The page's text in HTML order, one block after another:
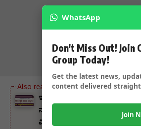
ಇಂದು JSS ಸಂಸ್ಥೆಯ ಮತ್ತೊಂದು ITI
ನಾಮಕರಣ ಸಮಾರಂಭ – ರಾಜ್ಯಸಭಾ
ವಿರೇಂದ್ರ ಹೆಗ್ಗಡೆ,ಶಾಸಕ ಅಮೃತ ದೇಸಾಯಿ
WhatsApp
Don't Miss Out! Join
Group Today!
Get the latest news,
content delivered
Join